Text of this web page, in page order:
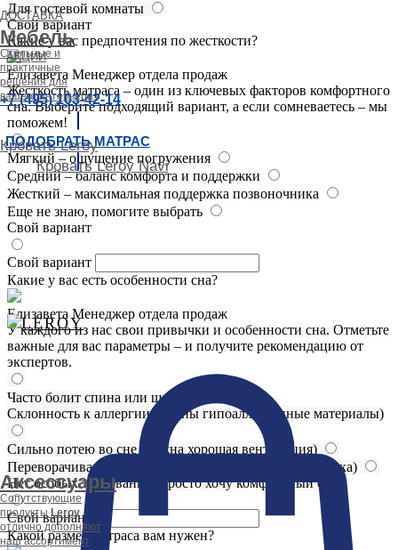
Для гостевой комнаты
Свой вариант
Какие у вас предпочтения по жесткости?
Елизавета Менеджер отдела продаж
Жесткость матраса – один из ключевых факторов комфортного
сна. Выберите подходящий вариант, а если сомневаетесь – мы
поможем!
Мягкий – ощущение погружения
Средний – баланс комфорта и поддержки
Жесткий – максимальная поддержка позвоночника
Еще не знаю, помогите выбрать
Свой вариант
Свой вариант
Какие у вас есть особенности сна?
Елизавета Менеджер отдела продаж
У каждого из нас свои привычки и особенности сна. Отметьте
важные для вас параметры – и получите рекомендацию от
экспертов.
Часто болит спина или шея
Склонность к аллергии (важны гипоаллергенные материалы)
Сильно потею во сне (нужна хорошая вентиляция)
Переворачиваюсь ночью (важна независимая поддержка)
Нет особых требований, просто хочу комфортный сон
Свой вариант
Какой размер матраса вам нужен?
ДОСТАВКА
АКЦИИ
+7 (495) 103-42-14
ПОДОБРАТЬ МАТРАС
Мебель
Стильные и
практичные
решения для
вашего интерьера.
Кровать Leroy
Кровать Leroy Navi
Аксессуары
Сопутствующие
продукты Leroy
отлично дополняют
наш ассортимент